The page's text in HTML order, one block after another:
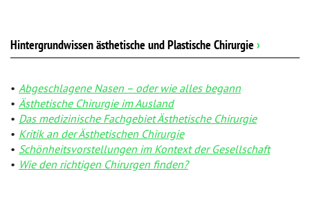
Hintergrundwissen ästhetische und Plastische Chirurgie ›
Abgeschlagene Nasen – oder wie alles begann
Ästhetische Chirurgie im Ausland
Das medizinische Fachgebiet Ästhetische Chirurgie
Kritik an der Ästhetischen Chirurgie
Schönheitsvorstellungen im Kontext der Gesellschaft
Wie den richtigen Chirurgen finden?